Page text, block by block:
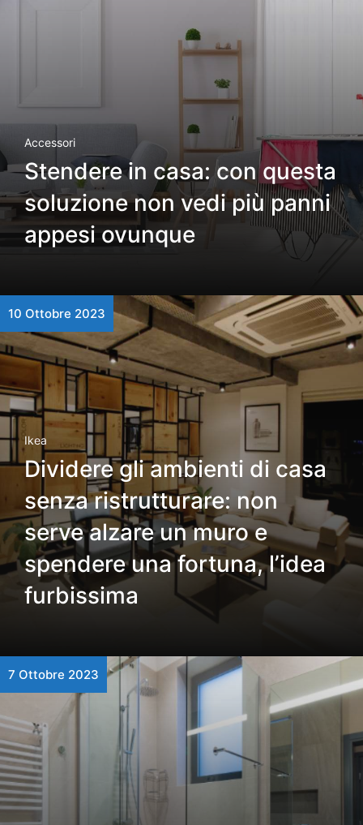
Accessori
Stendere in casa: con questa
soluzione non vedi più panni
appesi ovunque
10 Ottobre 2023
Ikea
Dividere gli ambienti di casa
senza ristrutturare: non
serve alzare un muro e
spendere una fortuna, l’idea
furbissima
7 Ottobre 2023